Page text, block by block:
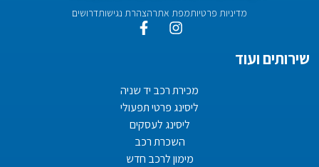
מדיניות פרטיותמפת אתרהצהרת נגישותדרושים
שירותים ועוד
מכירת רכב יד שניה
ליסינג פרטי תפעולי
ליסינג לעסקים
השכרת רכב
מימון לרכב חדש